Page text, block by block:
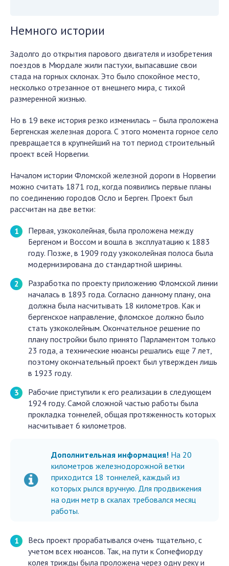
Немного истории
Задолго до открытия парового двигателя и изобретения
поездов в Мюрдале жили пастухи, выпасавшие свои
стада на горных склонах. Это было спокойное место,
несколько отрезанное от внешнего мира, с тихой
размеренной жизнью.
Но в 19 веке история резко изменилась – была проложена
Бергенская железная дорога. С этого момента горное село
превращается в крупнейший на тот период строительный
проект всей Норвегии.
Началом истории Фломской железной дороги в Норвегии
можно считать 1871 год, когда появились первые планы
по соединению городов Осло и Берген. Проект был
рассчитан на две ветки:
Первая, узкоколейная, была проложена между
Бергеном и Воссом и вошла в эксплуатацию к 1883
году. Позже, в 1909 году узкоколейная полоса была
модернизирована до стандартной ширины.
Разработка по проекту приложению Фломской линии
началась в 1893 года. Согласно данному плану, она
должна была насчитывать 18 километров. Как и
бергенское направление, фломское должно было
стать узкоколейным. Окончательное решение по
плану постройки было принято Парламентом только
23 года, а технические нюансы решались еще 7 лет,
поэтому окончательный проект был утвержден лишь
в 1923 году.
Рабочие приступили к его реализации в следующем
1924 году. Самой сложной частью работы была
прокладка тоннелей, общая протяженность которых
насчитывает 6 километров.
Дополнительная информация! На 20
километров железнодорожной ветки
приходится 18 тоннелей, каждый из
которых рылся вручную. Для продвижения
на один метр в скалах требовался месяц
работы.
Весь проект прорабатывался очень тщательно, с
учетом всех нюансов. Так, на пути к Согнефиорду
колея трижды была проложена через одну реку и